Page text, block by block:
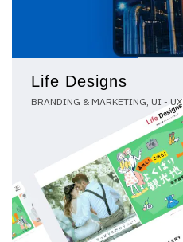
Life Designs
BRANDING & MARKETING, UI - UX